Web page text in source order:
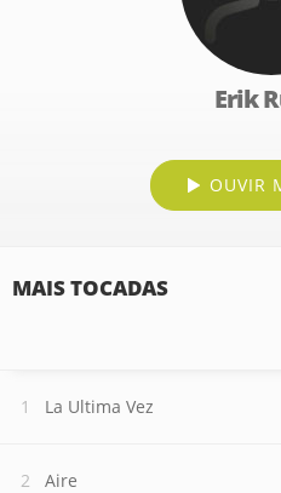
Erik
OUVIR
MAIS TOCADAS
La Ultima Vez
Aire